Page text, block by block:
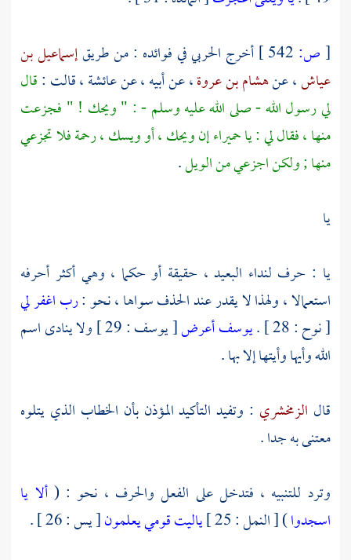
[ص: أخرج الحربيفي فوائده : من طريقإسماعيل بن
عياش، عنهشام بن عروة، عن أبيه ، عنعائشة، قالت :قال
لي رسول الله - صلى الله عليه وسلم - : " ويحك ! " فجزعت
منها ، فقال لي : يا حميراء إن ويحك ، أو ويسك ، رحمة فلا تجزعي
منها ; ولكن اجزعي من الويل.
يا
يا : حرف لنداء البعيد ، حقيقة أو حكما ، وهي أكثر أحرفه
استعمالا ، ولهذا لا يقدر عند الحذف سواها ، نحو :رب اغفر لي
[ نوح : 28 ] .
يوسف أعرض
[ يوسف : 29 ] ولا ينادى اسم
الله وأيها وأيتها إلا بها .
قال الزمخشري : وتفيد التأكيد المؤذن بأن الخطاب الذي يتلوه
معتنى به جدا .
وترد للتنبيه ، فتدخل على الفعل والحرف ، نحو : (ألا يا
اسجدوا) [ النمل : 25 ] ياليت قومي يعلمون[ يس : 26 ] .